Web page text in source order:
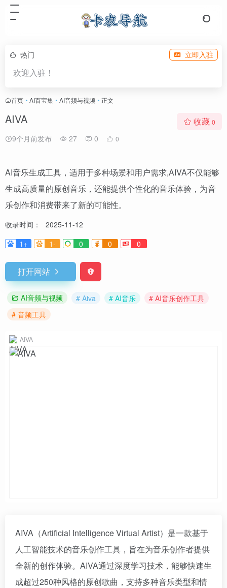
热门 立即入驻
欢迎入驻！
首页 • AI百宝集 • AI音频与视频 • 正文
AIVA
9个月前发布 27 0 0
收藏 0
AI音乐生成工具，适用于多种场景和用户需求,AIVA不仅能够
生成高质量的原创音乐，还能提供个性化的音乐体验，为音
乐创作和消费带来了新的可能性。
收录时间：
2025-11-12
1+
1- 0 0 0
打开网站
AI音频与视频 # Aiva # AI音乐
# AI音乐创作工具
# 音频工具
AIVA
AIVA（Artificial Intelligence Virtual Artist）是一款基于
人工智能技术的音乐创作工具，旨在为音乐创作者提供
全新的创作体验。AIVA通过深度学习技术，能够快速生
成超过250种风格的原创歌曲，支持多种音乐类型和情